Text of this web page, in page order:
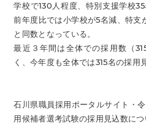
学校で130人程度、特別支援学校35
前年度比では小学校が5名減、特支
と同数となっている。
最近３年間は全体での採用数（
く、今年度も全体では315名の採用
石川県職員採用ポータルサイト・
用候補者選考試験の採用見込数につ